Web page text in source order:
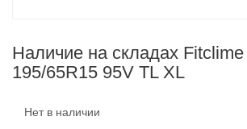
Наличие на складах
195/65R15 95V TL XL
Нет в наличии